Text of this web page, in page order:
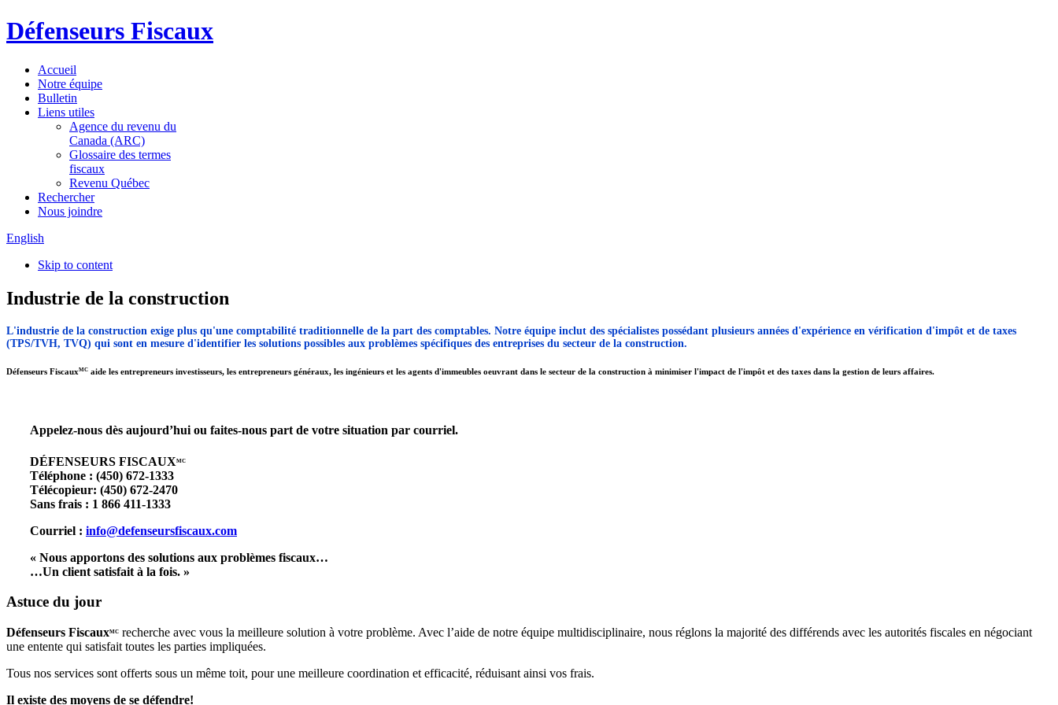
Défenseurs Fiscaux
Accueil
Notre équipe
Bulletin
Liens utiles
Agence du revenu du
Canada (ARC)
Glossaire des termes
fiscaux
Revenu Québec
Rechercher
Nous joindre
English
Skip to content
Industrie de la construction
L'industrie de la construction exige plus qu'une comptabilité traditionnelle de la part des comptables. Notre équipe inclut des spécialistes possédant plusieurs années d'expérience en vérification d'impôt et de taxes
(TPS/TVH, TVQ) qui sont en mesure d'identifier les solutions possibles aux problèmes spécifiques des entreprises du secteur de la construction.
Défenseurs FiscauxMC aide les entrepreneurs investisseurs, les entrepreneurs généraux, les ingénieurs et les agents d'immeubles oeuvrant dans le secteur de la construction à minimiser l'impact de l'impôt et des taxes dans la gestion de leurs affaires.
Appelez-nous dès aujourd’hui ou faites-nous part de votre situation par courriel.
DÉFENSEURS FISCAUXMC
Téléphone : (450) 672-1333
Télécopieur: (450) 672-2470
Sans frais : 1 866 411-1333
Courriel : info@defenseursfiscaux.com
« Nous apportons des solutions aux problèmes fiscaux…
…Un client satisfait à la fois. »
Astuce du jour
Défenseurs FiscauxMC recherche avec vous la meilleure solution à votre problème. Avec l’aide de notre équipe multidisciplinaire, nous réglons la majorité des différends avec les autorités fiscales en négociant
une entente qui satisfait toutes les parties impliquées.
Tous nos services sont offerts sous un même toit, pour une meilleure coordination et efficacité, réduisant ainsi vos frais.
Il existe des moyens de se défendre!